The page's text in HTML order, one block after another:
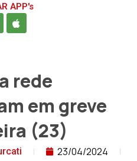
APP's
rede
em greve
(23)
23/04/2024